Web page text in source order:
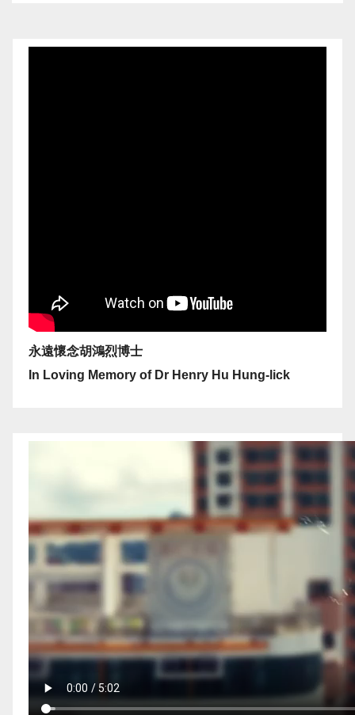
永遠懷念胡鴻烈博士
In Loving Memory of Dr Henry Hu Hung-lick